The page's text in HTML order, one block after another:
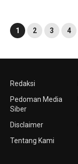
1 2 3 4
Redaksi
Pedoman Media
Siber
Disclaimer
Tentang Kami